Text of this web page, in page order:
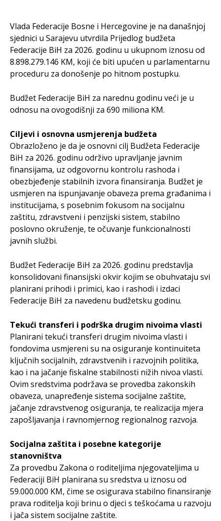
Vlada Federacije Bosne i Hercegovine je na današnjoj
sjednici u Sarajevu utvrdila Prijedlog budžeta
Federacije BiH za 2026. godinu u ukupnom iznosu od
8.898.279.146 KM, koji će biti upućen u parlamentarnu
proceduru za donošenje po hitnom postupku.
Budžet Federacije BiH za narednu godinu veći je u
odnosu na ovogodišnji za 690 miliona KM.
Ciljevi i osnovna usmjerenja budžeta
Obrazloženo je da je osnovni cilj Budžeta Federacije
BiH za 2026. godinu održivo upravljanje javnim
finansijama, uz odgovornu kontrolu rashoda i
obezbjeđenje stabilnih izvora finansiranja. Budžet je
usmjeren na ispunjavanje obaveza prema građanima i
institucijama, s posebnim fokusom na socijalnu
zaštitu, zdravstveni i penzijski sistem, stabilno
poslovno okruženje, te očuvanje funkcionalnosti
javnih službi.
Budžet Federacije BiH za 2026. godinu predstavlja
konsolidovani finansijski okvir kojim se obuhvataju svi
planirani prihodi i primici, kao i rashodi i izdaci
Federacije BiH za navedenu budžetsku godinu.
Tekući transferi i podrška drugim nivoima vlasti
Planirani tekući transferi drugim nivoima vlasti i
fondovima usmjereni su na osiguranje kontinuiteta
ključnih socijalnih, zdravstvenih i razvojnih politika,
kao i na jačanje fiskalne stabilnosti nižih nivoa vlasti.
Ovim sredstvima podržava se provedba zakonskih
obaveza, unapređenje sistema socijalne zaštite,
jačanje zdravstvenog osiguranja, te realizacija mjera
zapošljavanja i ravnomjernog regionalnog razvoja.
Socijalna zaštita i posebne kategorije
stanovništva
Za provedbu Zakona o roditeljima njegovateljima u
Federaciji BiH planirana su sredstva u iznosu od
59.000.000 KM, čime se osigurava stabilno finansiranje
prava roditelja koji brinu o djeci s teškoćama u razvoju
i jača sistem socijalne zaštite.